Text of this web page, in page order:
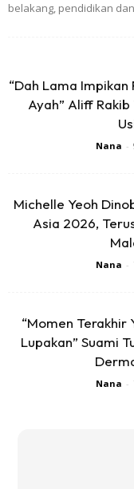
belakang, pendidikan
“Dah Lama Impikan
Ayah” Aliff
Nana -
Michelle Yeoh
Asia 2026,
Nana -
“Momen Terakhir
Lupakan” Suami
Nana -